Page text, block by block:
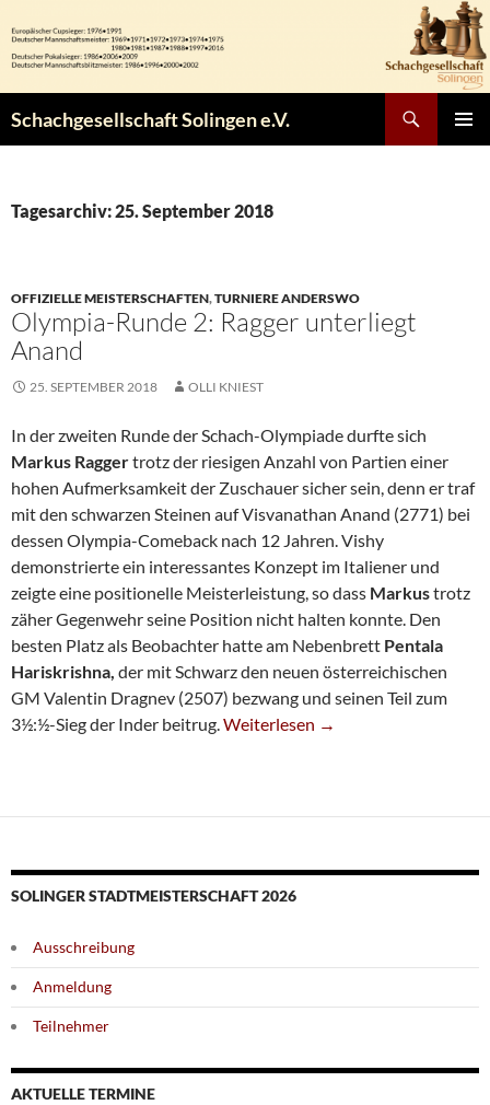
Inhalt
springen
Schachgesellschaft Solingen e.V.
Tagesarchiv: 25. September 2018
OFFIZIELLE MEISTERSCHAFTEN,TURNIERE ANDERSWO
Olympia-Runde 2: Ragger unterliegt
Anand
25. SEPTEMBER 2018 OLLI KNIEST
In der zweiten Runde der Schach-Olympiade durfte sich
Markus Raggertrotz der riesigen Anzahl von Partien einer
hohen Aufmerksamkeit der Zuschauer sicher sein, denn er traf
mit den schwarzen Steinen auf Visvanathan Anand (2771) bei
dessen Olympia-Comeback nach 12 Jahren. Vishy
demonstrierte ein interessantes Konzept im Italiener und
zeigte eine positionelle Meisterleistung, so dass Markustrotz
zäher Gegenwehr seine Position nicht halten konnte. Den
besten Platz als Beobachter hatte am Nebenbrett Pentala
Hariskrishna, der mit Schwarz den neuen österreichischen
GM Valentin Dragnev (2507) bezwang und seinen Teil zum
3½:½-Sieg der Inder beitrug.Olympia-Runde 2: Ragger
Weiterlesen →
SOLINGER STADTMEISTERSCHAFT 2026
Ausschreibung
Anmeldung
Teilnehmer
AKTUELLE TERMINE